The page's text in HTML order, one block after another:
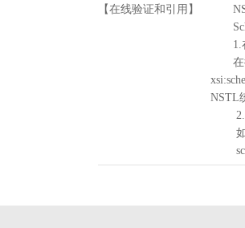
【在线验证和引用】
1.
在待
NSTL
2.
如需